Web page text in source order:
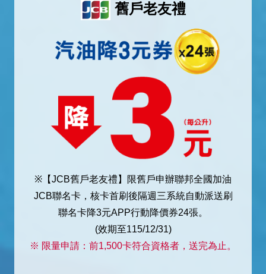
舊戶老友禮
※【JCB舊戶老友禮】限舊戶申辦聯邦全國加油
JCB聯名卡，核卡首刷後隔週三系統自動派送刷
聯名卡降3元APP行動降價券24張。
(效期至115/12/31)
※ 限量申請：前1,500卡符合資格者，送完為止。